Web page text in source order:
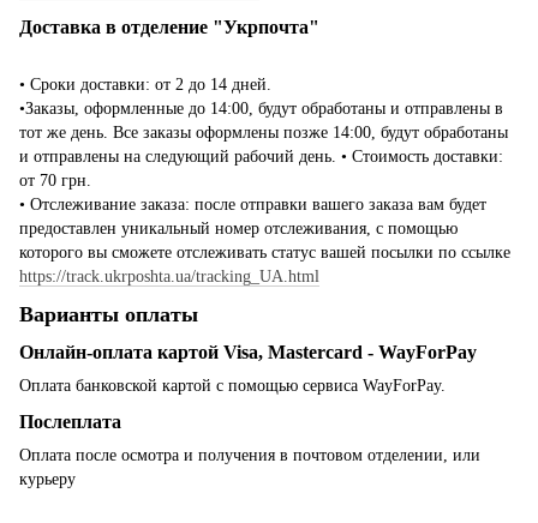
Доставка в отделение "Укрпочта"
• Сроки доставки: от 2 до 14 дней.
•Заказы, оформленные до 14:00, будут обработаны и отправлены в
тот же день. Все заказы оформлены позже 14:00, будут обработаны
и отправлены на следующий рабочий день. • Стоимость доставки:
от 70 грн.
• Отслеживание заказа: после отправки вашего заказа вам будет
предоставлен уникальный номер отслеживания, с помощью
которого вы сможете отслеживать статус вашей посылки по ссылке
https://track.ukrposhta.ua/tracking_UA.html
Варианты оплаты
Онлайн-оплата картой Visa, Mastercard - WayForPay
Оплата банковской картой с помощью сервиса WayForPay.
Послеплата
Оплата после осмотра и получения в почтовом отделении, или
курьеру